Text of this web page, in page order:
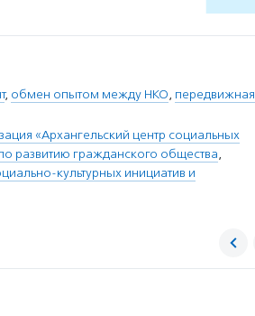
, обмен опытом между НКО, передвижная
«Архангельский центр социальных
развитию гражданского общества,
культурных инициатив и